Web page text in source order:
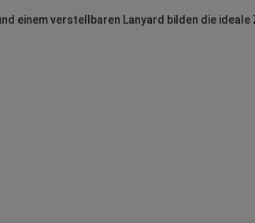
einem verstellbaren Lanyard bilden die ideale